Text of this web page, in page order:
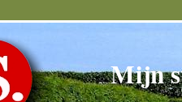
Mijn